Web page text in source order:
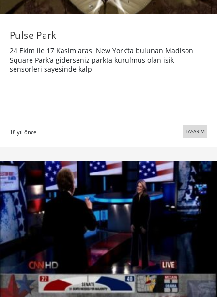
Pulse Park
24 Ekim ile 17 Kasim arasi New York’ta bulunan Madison
Square Park‘a giderseniz parkta kurulmus olan isik
sensorleri sayesinde kalp
18 yıl önce TASARIM